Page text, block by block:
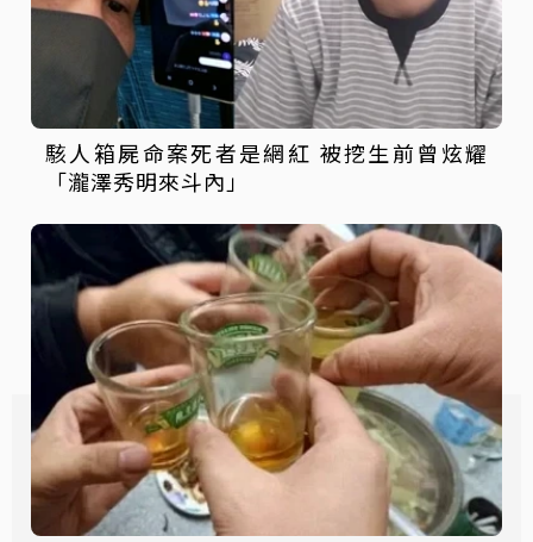
駭人箱屍命案死者是網紅 被挖生前曾炫耀
「瀧澤秀明來斗內」